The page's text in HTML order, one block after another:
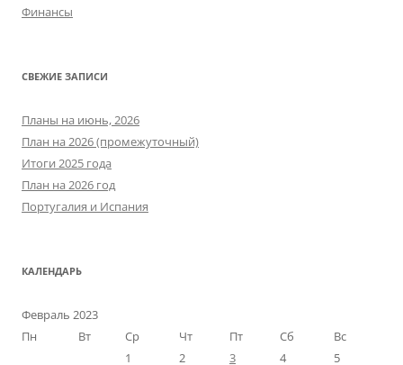
Финансы
СВЕЖИЕ ЗАПИСИ
Планы на июнь, 2026
План на 2026 (промежуточный)
Итоги 2025 года
План на 2026 год
Португалия и Испания
КАЛЕНДАРЬ
Февраль 2023
Пн
Вт Ср Чт Пт Сб
Вс
1
2 3 4
5